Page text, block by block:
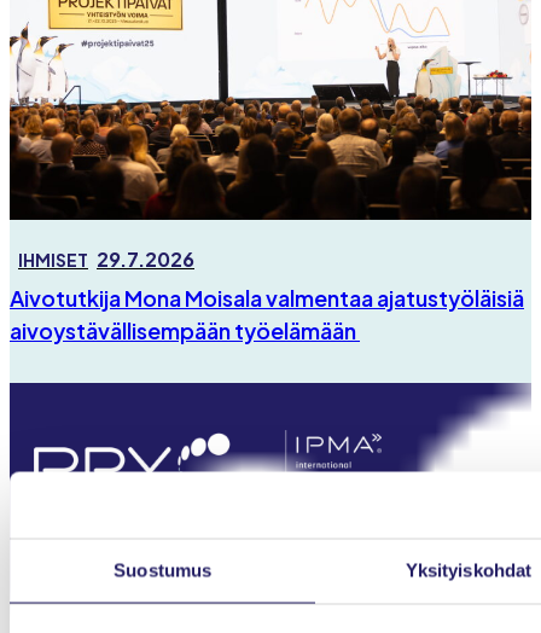
Suostumus Yksityiskohdat
IHMISET 29.7.2026
Aivotutkija Mona Moisala valmentaa ajatustyöläisiä
aivoystävällisempään työelämään
Projektiammattilaiset ry